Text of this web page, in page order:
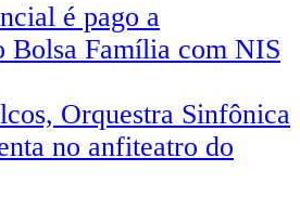
é pago a
Bolsa Família com NIS
Orquestra Sinfônica
no anfiteatro do